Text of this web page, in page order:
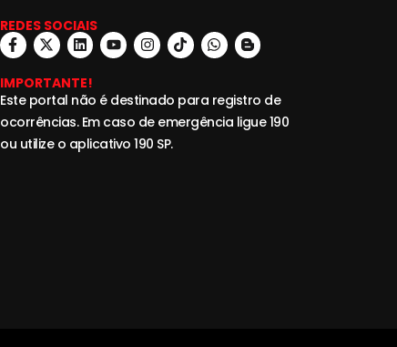
REDES SOCIAIS
IMPORTANTE!
Este portal não é destinado para registro de
ocorrências. Em caso de emergência ligue 190
ou utilize o aplicativo 190 SP.